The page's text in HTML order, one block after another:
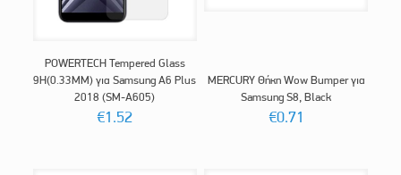
POWERTECH Tempered Glass
9H(0.33MM) για Samsung A6 Plus
2018 (SM-A605)
€1.52
MERCURY Θήκη Wow Bumper για
Samsung S8, Black
€0.71